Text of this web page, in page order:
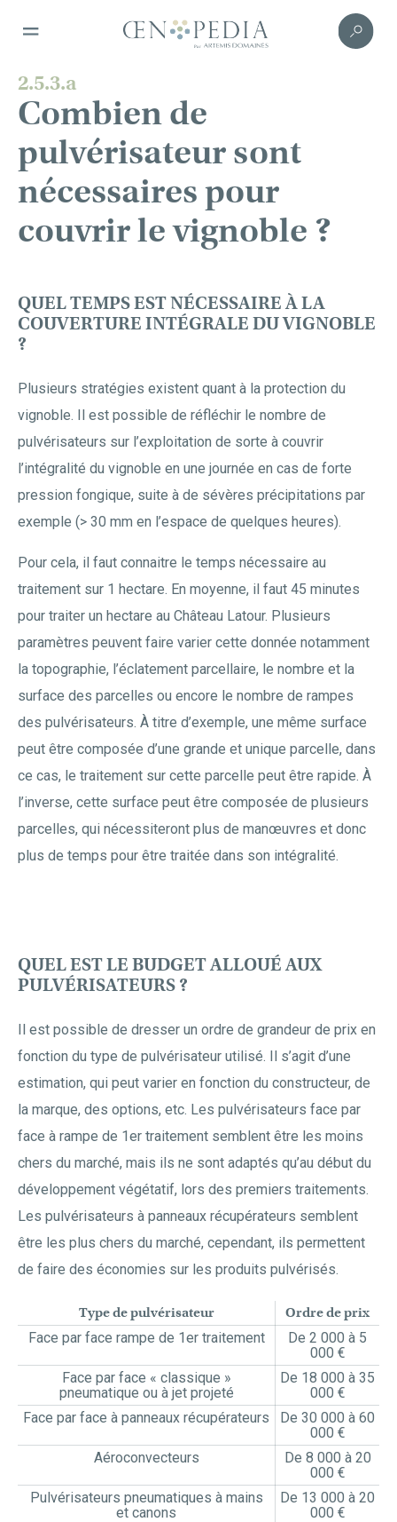
2.5.3.a
Combien de
pulvérisateur sont
nécessaires pour
couvrir le vignoble ?
QUEL TEMPS EST NÉCESSAIRE À LA
COUVERTURE INTÉGRALE DU VIGNOBLE
?
Plusieurs stratégies existent quant à la protection du
vignoble. Il est possible de réfléchir le nombre de
pulvérisateurs sur l’exploitation de sorte à couvrir
l’intégralité du vignoble en une journée en cas de forte
pression fongique, suite à de sévères précipitations par
exemple (> 30 mm en l’espace de quelques heures).
Pour cela, il faut connaitre le temps nécessaire au
traitement sur 1 hectare. En moyenne, il faut 45 minutes
pour traiter un hectare au Château Latour. Plusieurs
paramètres peuvent faire varier cette donnée notamment
la topographie, l’éclatement parcellaire, le nombre et la
surface des parcelles ou encore le nombre de rampes
des pulvérisateurs. À titre d’exemple, une même surface
peut être composée d’une grande et unique parcelle, dans
ce cas, le traitement sur cette parcelle peut être rapide. À
l’inverse, cette surface peut être composée de plusieurs
parcelles, qui nécessiteront plus de manœuvres et donc
plus de temps pour être traitée dans son intégralité.
QUEL EST LE BUDGET ALLOUÉ AUX
PULVÉRISATEURS ?
Il est possible de dresser un ordre de grandeur de prix en
fonction du type de pulvérisateur utilisé. Il s’agit d’une
estimation, qui peut varier en fonction du constructeur, de
la marque, des options, etc. Les pulvérisateurs face par
face à rampe de 1er traitement semblent être les moins
chers du marché, mais ils ne sont adaptés qu’au début du
développement végétatif, lors des premiers traitements.
Les pulvérisateurs à panneaux récupérateurs semblent
être les plus chers du marché, cependant, ils permettent
de faire des économies sur les produits pulvérisés.
Type de pulvérisateur Ordre de prix
Face par face rampe de 1er traitement
De 2 000 à 5
000 €
Face par face « classique »
pneumatique ou à jet projeté
De 18 000 à 35
000 €
Face par face à panneaux récupérateurs
De 30 000 à 60
000 €
Aéroconvecteurs
De 8 000 à 20
000 €
Pulvérisateurs pneumatiques à mains
et canons
De 13 000 à 20
000 €